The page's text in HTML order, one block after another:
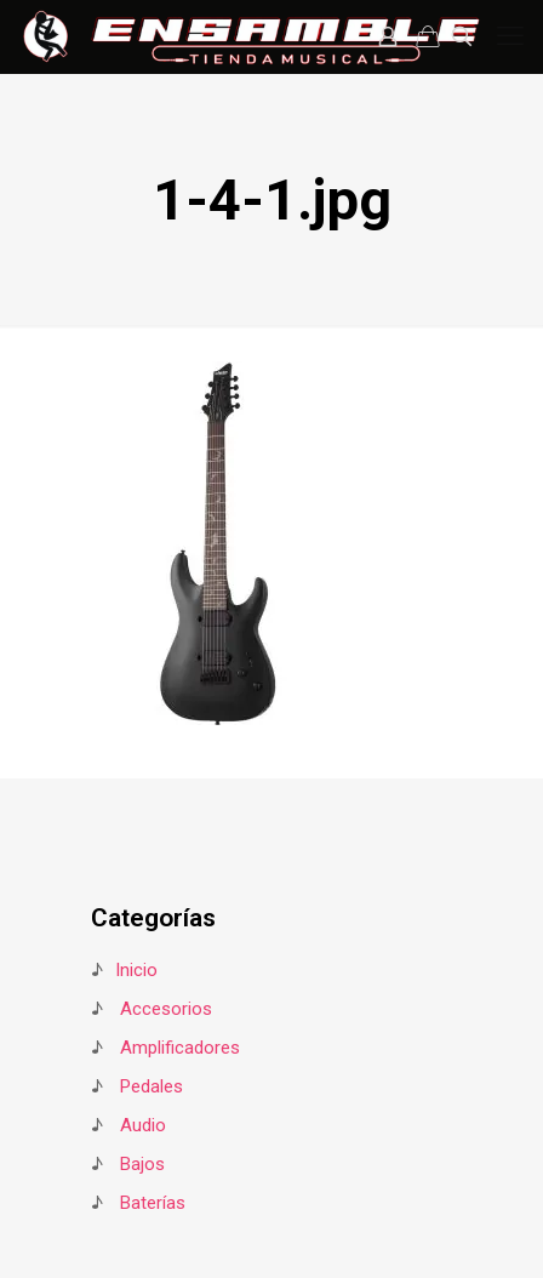
1-4-1.jpg
Categorías
♪
Inicio
♪
Accesorios
♪
Amplificadores
♪
Pedales
♪
Audio
♪
Bajos
♪
Baterías